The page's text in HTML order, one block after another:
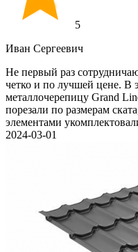
5
Иван Cергеевич
Не первый раз
четко и по лучшей цене. В
металлочерепицу Grand
порезали по размерам
элементами
2024-03-01